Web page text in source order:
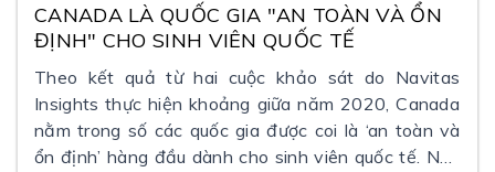
CANADA LÀ QUỐC GIA "AN TOÀN VÀ ỔN
ĐỊNH" CHO SINH VIÊN QUỐC TẾ
Theo kết quả từ hai cuộc khảo sát do Navitas
Insights thực hiện khoảng giữa năm 2020, Canada
nằm trong số các quốc gia được coi là ‘an toàn và
ổn định’ hàng đầu dành cho sinh viên quốc tế. Nhờ